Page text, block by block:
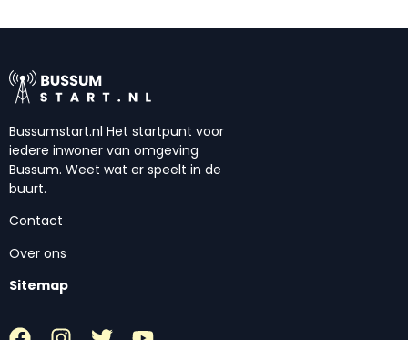
Bussumstart.nl Het startpunt voor
iedere inwoner van omgeving
Bussum. Weet wat er speelt in de
buurt.
Contact
Over ons
Sitemap